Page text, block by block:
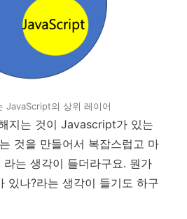
JavaScript의 상위 레이어
지는 것이 Javascript가 있는
것을 만들어서 복잡스럽고 마
는 생각이 들더라구요. 뭔가
있나?라는 생각이 들기도 하구